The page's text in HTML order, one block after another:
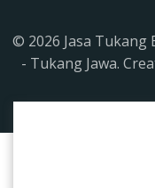
© 2026 Jasa Tukang
- Tukang Jawa.